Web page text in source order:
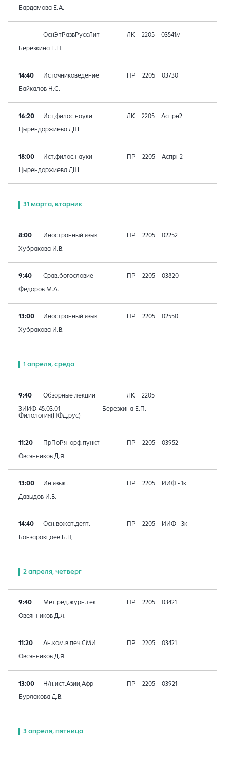
Бардамова Е.А.
ОснЭтРазвРуссЛит ЛК 2205 03541м
Березкина Е.П.
14:40 Источниковедение ПР 2205 03730
Байкалов Н.С.
16:20 Ист,филос.науки ЛК 2205 Аспрн2
Цырендоржиева ДШ
18:00 Ист,филос.науки ПР 2205 Аспрн2
Цырендоржиева ДШ
31 марта, вторник
8:00 Иностранный язык ПР 2205 02252
Хубракова И.В.
9:40 Срав.богословие ПР 2205 03820
Федоров М.А.
13:00 Иностранный язык ПР 2205 02550
Хубракова И.В.
1 апреля, среда
9:40 Обзорные лекции ЛК 2205
ЗИИФ-45.03.01
Филология(ПФД,рус)
Березкина Е.П.
11:20 ПрПоРЯ-орф.пункт ПР 2205 03952
Овсянников Д.Я.
13:00 Ин.язык . ПР 2205 ИИФ - 1к
Давыдов И.В.
14:40 Осн.вожат.деят. ПР 2205 ИИФ - 3к
Банзаракцаев Б.Ц
2 апреля, четверг
9:40 Мет.ред.журн.тек ПР 2205 03421
Овсянников Д.Я.
11:20 Ан.ком.в печ.СМИ ПР 2205 03421
Овсянников Д.Я.
13:00 Н/н.ист.Азии,Афр ПР 2205 03921
Бурлакова Д.В.
3 апреля, пятница